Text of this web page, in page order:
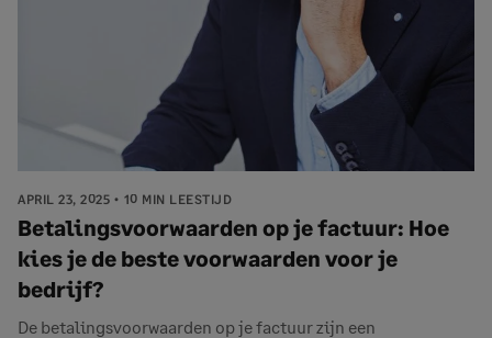
APRIL 23, 2025 10 MIN LEESTIJD
Betalingsvoorwaarden op je factuur: Hoe
kies je de beste voorwaarden voor je
bedrijf?
De betalingsvoorwaarden op je factuur zijn een